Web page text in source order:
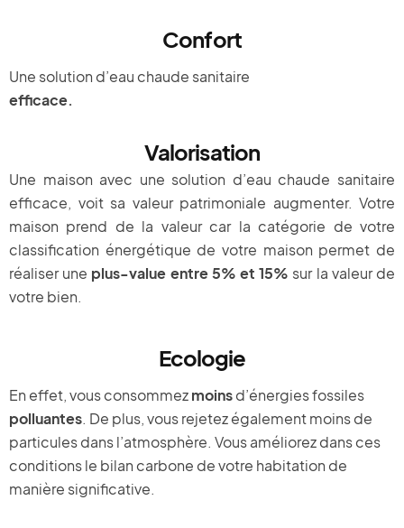
Confort
Une solution d’eau chaude sanitaire
efficace.
Valorisation
Une maison avec une solution d’eau chaude sanitaire
efficace, voit sa valeur patrimoniale augmenter. Votre
maison prend de la valeur car la catégorie de votre
classification énergétique de votre maison permet de
réaliser une plus-value entre 5% et 15% sur la valeur de
votre bien.
Ecologie
En effet, vous consommezmoinsd’énergies fossiles
polluantes. De plus, vous rejetez également moins de
particules dans l’atmosphère. Vous améliorez dans ces
conditions le bilan carbone de votre habitation de
manière significative.